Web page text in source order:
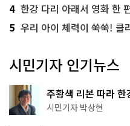
4 한강 다리 아래서 영화 한
5 우리 아이 체력이 쑥쑥! 클
시민기자 인기뉴스
주황색 리본 따라
서울둘레길 15코스
시민기자 박상현